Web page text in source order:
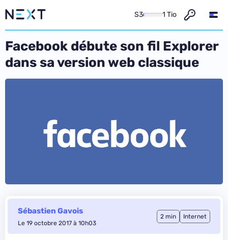
S3 1 Tio
Facebook débute son fil Explorer
dans sa version web classique
Sébastien Gavois
Le 19 octobre 2017 à 10h03
2 min Internet